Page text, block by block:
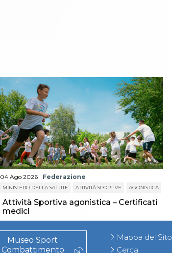
04 Ago 2026 Federazione
MINISTERO DELLA SALUTE ATTIVITÀ SPORTIVE AGONISTICA
Attività Sportiva agonistica – Certificati
medici
Museo Sport
Combattimento
Mappa del Sito
Cerca